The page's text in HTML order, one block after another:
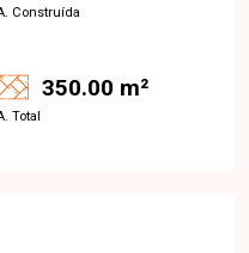
Construída
350.00 m²
Total